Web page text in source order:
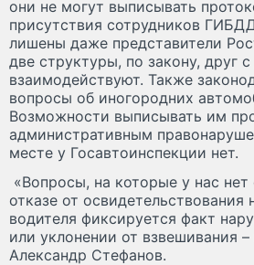
они не могут выписывать
присутствия сотрудников
лишены даже представители
две структуры, по закону, друг
взаимодействуют. Также
вопросы об иногородних
Возможности выписывать им
административным
месте у Госавтоинспекции нет.
«Вопросы, на которые у нас нет
отказе от освидетельствования
водителя фиксируется факт
или уклонении от взвешивания
Александр Стефанов.